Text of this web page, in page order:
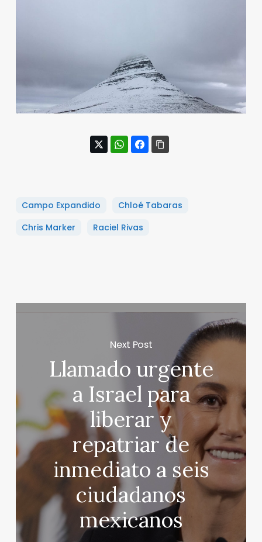
Campo Expandido
Chloé Tabaras
Chris Marker
Raciel Rivas
Next Post
Llamado urgente
a Israel para
liberar y
repatriar de
inmediato a seis
ciudadanos
mexicanos